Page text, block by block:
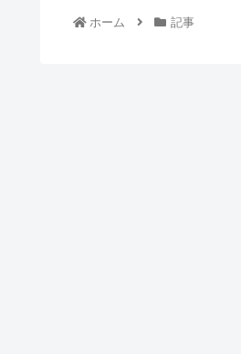
ホーム 記事